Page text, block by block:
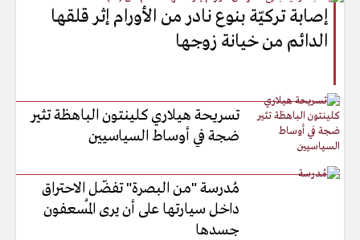
إصابة تركيّة بنوع نادر من الأورام إثر قلقها
الدائم من خيانة زوجها
تسريحة هيلاري كلينتون الباهظة تثير
ضجة في أوساط السياسيين
مُدرسة "من البصرة" تفضّل الاحتراق
داخل سيارتها على أن يرى المُسعفون
جسدها